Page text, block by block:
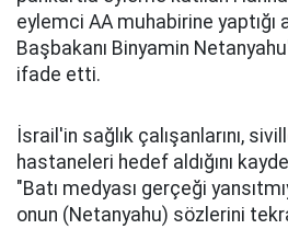
eylemci AA muhabirine yaptığı
Başbakanı Binyamin
ifade etti.
İsrail'in sağlık çalışanlarını,
hastaneleri hedef aldığını
"Batı medyası gerçeği
onun (Netanyahu) sözlerini